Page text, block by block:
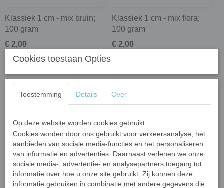
Klassiek 1 cm - mix bruin;
100 gram
€ 2,00
In winkelwagen
Klassiek 1 cm - mix flora;
100 gram
€ 2,00
Cookies toestaan Opties
Toestemming Details Over
Op deze website worden cookies gebruikt
Cookies worden door ons gebruikt voor verkeersanalyse, het
aanbieden van sociale media-functies en het personaliseren
van informatie en advertenties. Daarnaast verlenen we onze
sociale media-, advertentie- en analysepartners toegang tot
informatie over hoe u onze site gebruikt. Zij kunnen deze
informatie gebruiken in combinatie met andere gegevens die